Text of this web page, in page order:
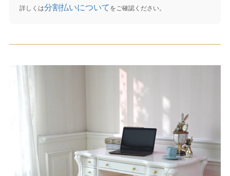
詳しくは分割払いについて をご確認ください。